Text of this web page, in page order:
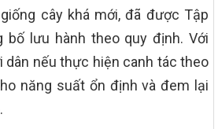
cây khá mới, đã được Tập
bố lưu hành theo quy định. Với
dân nếu thực hiện canh tác theo
năng suất ổn định và đem lại